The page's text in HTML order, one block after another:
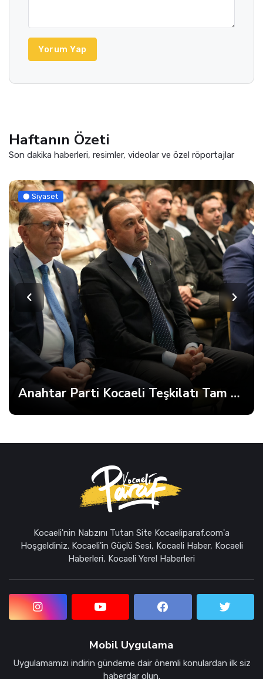
Yorum Yap
Haftanın Özeti
Son dakika haberleri, resimler, videolar ve özel röportajlar
Siyaset
Anahtar Parti Kocaeli Teşkilatı Tam Kadro Toplandı
Kocaeli'nin Nabzını Tutan Site Kocaeliparaf.com'a
Hoşgeldiniz. Kocaeli'in Güçlü Sesi, Kocaeli Haber, Kocaeli
Haberleri, Kocaeli Yerel Haberleri
Mobil Uygulama
Uygulamamızı indirin gündeme dair önemli konulardan ilk siz
haberdar olun.